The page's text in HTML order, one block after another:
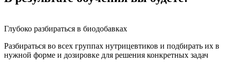
Глубоко разбираться в биодобавках
Разбираться во всех группах нутрицевтиков и подбирать их в
нужной форме и дозировке для решения конкретных задач